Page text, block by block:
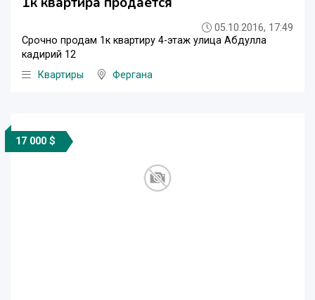
05.10.2016, 17:49
Срочно продам 1к квартиру 4-этаж улица Абдулла
кадирий 12
Квартиры
Фергана
17 000 $